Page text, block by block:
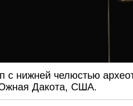
нижней челюстью
Дакота, США.